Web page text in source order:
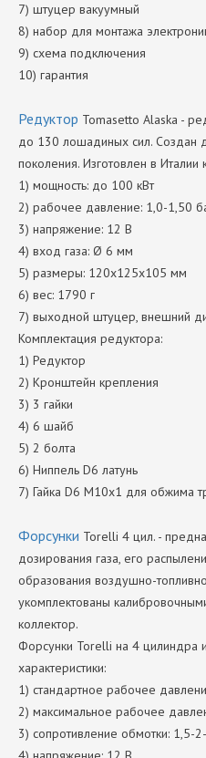
7) штуцер вакуумный
8) набор для монтажа
9) схема подключения
10) гарантия
Редуктор Tomasetto Alaska -
до 130 лошадиных сил. Создан
поколения. Изготовлен в
1) мощность: до 100 кВт
2) рабочее давление: 1,0-1,50
3) напряжение: 12 В
4) вход газа: Ø 6 мм
5) размеры: 120х125х105 мм
6) вес: 1790 г
7) выходной штуцер, внешний
Комплектация редуктора:
1) Редуктор
2) Кронштейн крепления
3) 3 гайки
4) 6 шайб
5) 2 болта
6) Ниппель D6 латунь
7) Гайка D6 M10x1 для обжима
Форсунки Torelli 4 цил. -
дозирования газа, его
образования воздушно-
укомплектованы
коллектор.
Форсунки Torelli на 4 цилиндра
характеристики:
1) стандартное рабочее
2) максимальное рабочее
3) сопротивление обмотки: 1,5-